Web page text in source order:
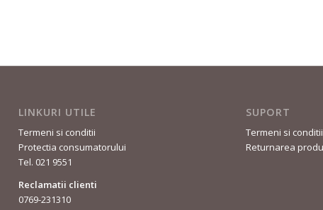
LINKURI UTILE
Termeni si conditii
Protectia consumatorului
Tel. 021 9551
Reclamatii clienti
0769-231310
SUPORT
Termeni si conditii
Returnarea